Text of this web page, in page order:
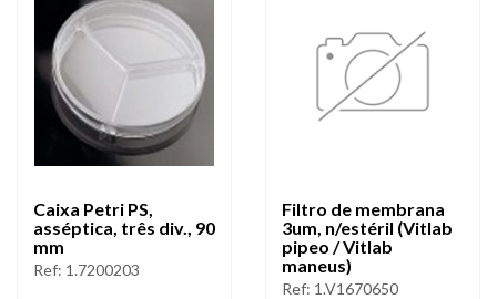
Caixa Petri PS,
asséptica, três div., 90
mm
Ref: 1.7200203
Filtro de membrana
3um, n/estéril (Vitlab
pipeo / Vitlab
maneus)
Ref: 1.V1670650